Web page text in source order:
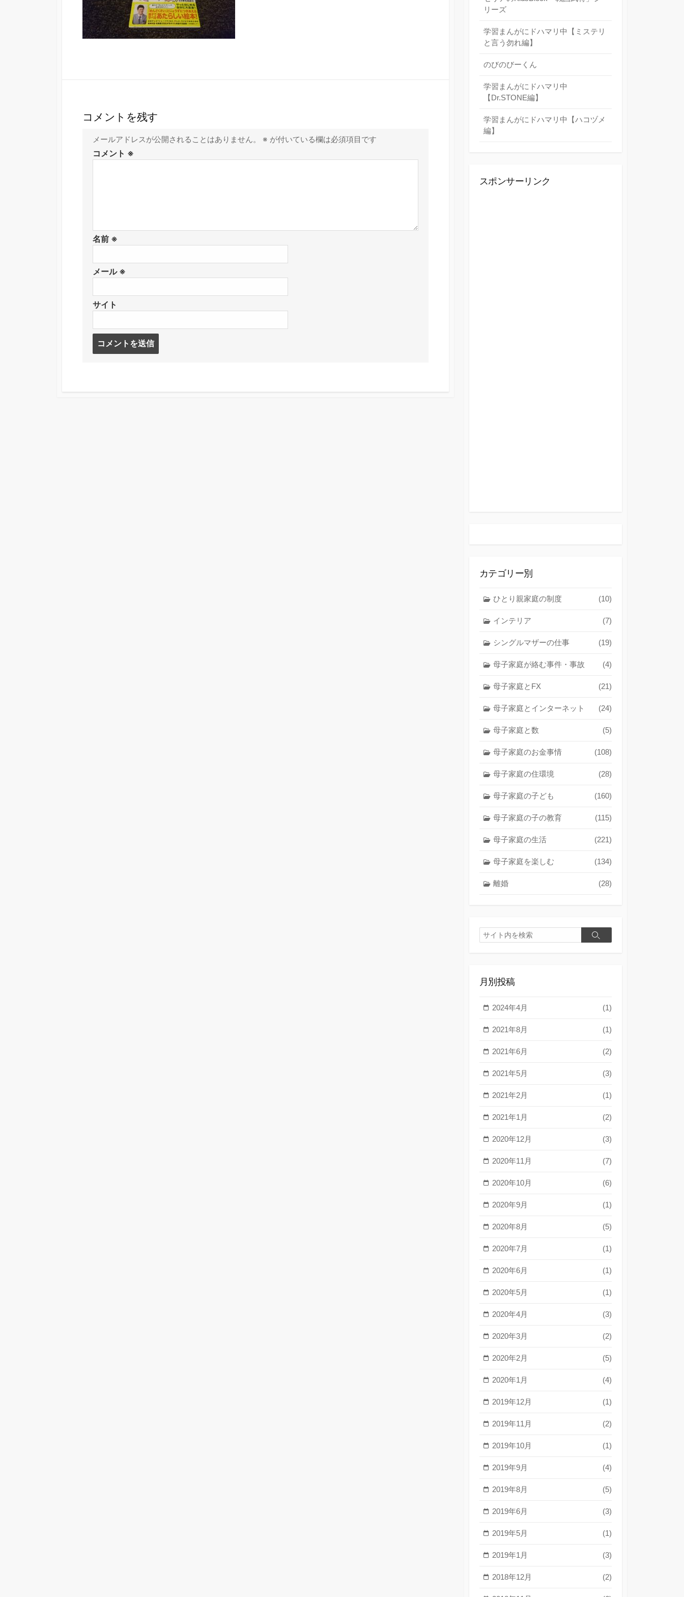
コメントを残す
メールアドレスが公開されることはありません。 ※ が付いている欄は必須項目です
コメント ※
名前 ※
メール ※
サイト
リーズ
学習まんがにドハマリ中【ミステリ
と言う勿れ編】
のびのびーくん
学習まんがにドハマリ中
【Dr.STONE編】
学習まんがにドハマリ中【ハコヅメ
編】
スポンサーリンク
カテゴリー別
ひとり親家庭の制度 (10)
インテリア (7)
シングルマザーの仕事 (19)
母子家庭が絡む事件・事故 (4)
母子家庭とFX (21)
母子家庭とインターネット (24)
母子家庭と数 (5)
母子家庭のお金事情 (108)
母子家庭の住環境 (28)
母子家庭の子ども (160)
母子家庭の子の教育 (115)
母子家庭の生活 (221)
母子家庭を楽しむ (134)
離婚 (28)
検
索
検
月別投稿
2024年4月 (1)
2021年8月 (1)
2021年6月 (2)
2021年5月 (3)
2021年2月 (1)
2021年1月 (2)
2020年12月 (3)
2020年11月 (7)
2020年10月 (6)
2020年9月 (1)
2020年8月 (5)
2020年7月 (1)
2020年6月 (1)
2020年5月 (1)
2020年4月 (3)
2020年3月 (2)
2020年2月 (5)
2020年1月 (4)
2019年12月 (1)
2019年11月 (2)
2019年10月 (1)
2019年9月 (4)
2019年8月 (5)
2019年6月 (3)
2019年5月 (1)
2019年1月 (3)
2018年12月 (2)